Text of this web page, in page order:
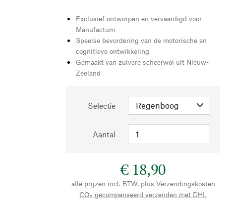
Exclusief ontworpen en vervaardigd voor
Manufactum
Speelse bevordering van de motorische en
cognitieve ontwikkeling
Gemaakt van zuivere scheerwol uit Nieuw-
Zeeland
Selectie
Aantal
€ 18,90
alle prijzen incl. BTW, plus Verzendingskosten
CO₂-gecompenseerd verzenden met DHL